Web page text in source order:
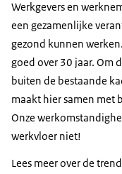
Werkgevers en
een gezamenlijke
gezond kunnen
goed over 30 jaar. Om
buiten de bestaande
maakt hier samen met
Onze
werkvloer niet!
Lees meer over de